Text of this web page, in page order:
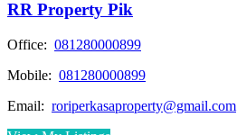
RR Property Pik
Office: 081280000899
Mobile: 081280000899
Email: roriperkasaproperty@gmail.com